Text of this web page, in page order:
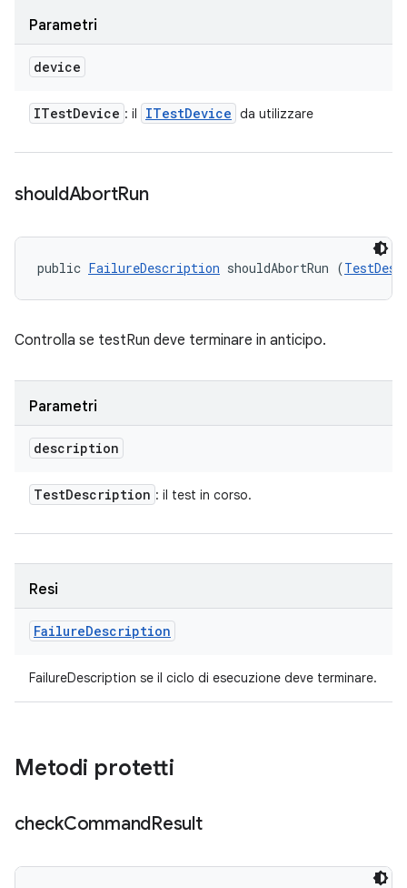
Parametri
device
ITestDevice : il ITestDevice da utilizzare
shouldAbortRun
public FailureDescription shouldAbortRun (
Controlla se testRun deve terminare in anticipo.
Parametri
description
TestDescription : il test in corso.
Resi
FailureDescription
FailureDescription se il ciclo di esecuzione deve terminare.
Metodi protetti
checkCommandResult